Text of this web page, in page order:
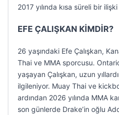
2017 yılında kısa süreli bir
EFE ÇALIŞKAN KİMDİR?
26 yaşındaki Efe Çalışkan,
Thai ve MMA sporcusu.
yaşayan Çalışkan, uzun
ilgileniyor. Muay Thai ve
ardından 2026 yılında MMA
son günlerde Drake’in oğlu